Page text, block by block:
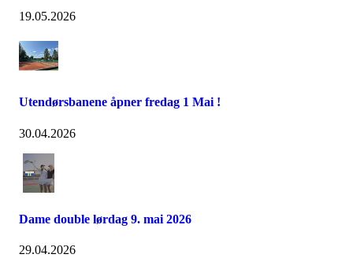
19.05.2026
Utendørsbanene åpner fredag 1 Mai !
30.04.2026
Dame double lørdag 9. mai 2026
29.04.2026